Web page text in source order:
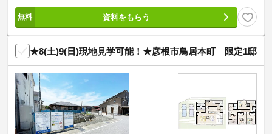
資料をもらう
★8(土)9(日)現地見学可能！★彦根市鳥居本町 限定1邸